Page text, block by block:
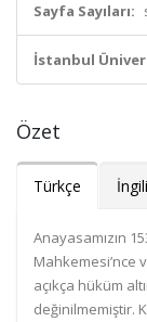
Sayfa Sayıları:
İstanbul
Özet
Türkçe
Anayasamızın
Mahkemesi’nce
açıkça hüküm
değinilmemiştir.